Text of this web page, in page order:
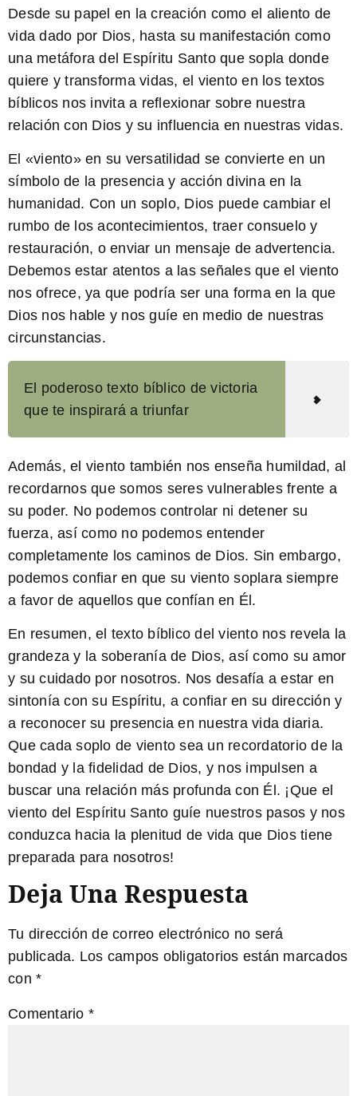
Desde su papel en la creación como el aliento de
vida dado por Dios, hasta su manifestación como
una metáfora del Espíritu Santo que sopla donde
quiere y transforma vidas, el viento en los textos
bíblicos nos invita a reflexionar sobre nuestra
relación con Dios y su influencia en nuestras vidas.
El «viento» en su versatilidad se convierte en un
símbolo de la presencia y acción divina en la
humanidad. Con un soplo, Dios puede cambiar el
rumbo de los acontecimientos, traer consuelo y
restauración, o enviar un mensaje de advertencia.
Debemos estar atentos a las señales que el viento
nos ofrece, ya que podría ser una forma en la que
Dios nos hable y nos guíe en medio de nuestras
circunstancias.
El poderoso texto bíblico de victoria
que te inspirará a triunfar
Además, el viento también nos enseña humildad, al
recordarnos que somos seres vulnerables frente a
su poder. No podemos controlar ni detener su
fuerza, así como no podemos entender
completamente los caminos de Dios. Sin embargo,
podemos confiar en que su viento soplara siempre
a favor de aquellos que confían en Él.
En resumen, el texto bíblico del viento nos revela la
grandeza y la soberanía de Dios, así como su amor
y su cuidado por nosotros. Nos desafía a estar en
sintonía con su Espíritu, a confiar en su dirección y
a reconocer su presencia en nuestra vida diaria.
Que cada soplo de viento sea un recordatorio de la
bondad y la fidelidad de Dios, y nos impulsen a
buscar una relación más profunda con Él. ¡Que el
viento del Espíritu Santo guíe nuestros pasos y nos
conduzca hacia la plenitud de vida que Dios tiene
preparada para nosotros!
Deja Una Respuesta
Tu dirección de correo electrónico no será
publicada. Los campos obligatorios están marcados
con *
Comentario *